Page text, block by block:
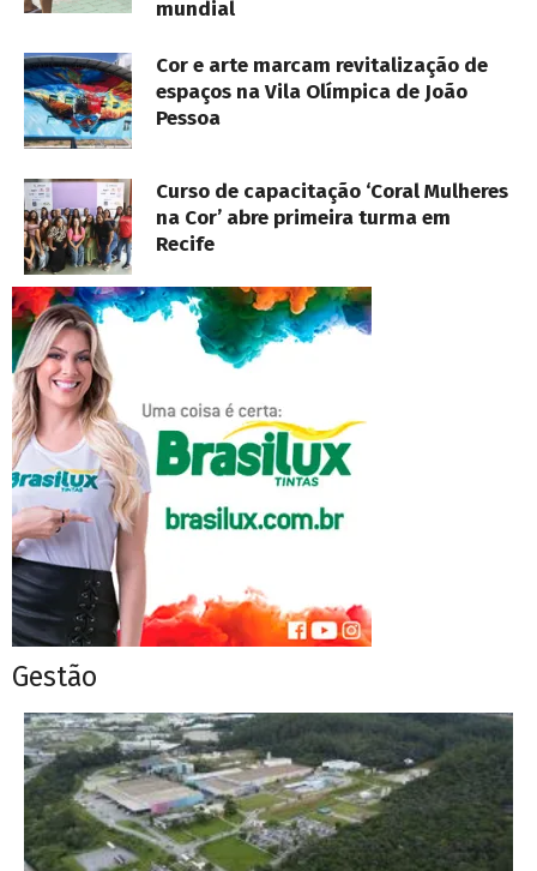
mundial
Cor e arte marcam revitalização de
espaços na Vila Olímpica de João
Pessoa
Curso de capacitação ‘Coral Mulheres
na Cor’ abre primeira turma em
Recife
Gestão